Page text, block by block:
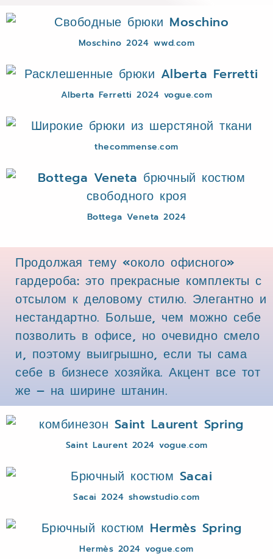
Moschino 2024 wwd.com
Alberta Ferretti 2024 vogue.com
thecommense.com
Bottega Veneta 2024
Продолжая тему «около офисного»
гардероба: это прекрасные комплекты с
отсылом к деловому стилю. Элегантно и
нестандартно. Больше, чем можно себе
позволить в офисе, но очевидно смело
и, поэтому выигрышно, если ты сама
себе в бизнесе хозяйка. Акцент все тот
же – на ширине штанин.
Saint Laurent 2024 vogue.com
Sacai 2024 showstudio.com
Hermès 2024 vogue.com